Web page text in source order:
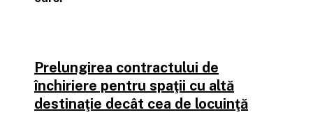
Prelungirea contractului de
închiriere pentru spaţii cu altă
destinaţie decât cea de locuinţă